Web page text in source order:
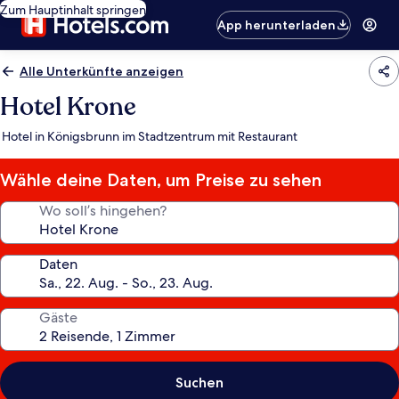
Zum Hauptinhalt springen
App herunterladen
Alle Unterkünfte anzeigen
Hotel Krone
Hotel in Königsbrunn im Stadtzentrum mit Restaurant
Wähle deine Daten, um Preise zu sehen
Wo soll’s hingehen?
Daten
Gäste
Suchen